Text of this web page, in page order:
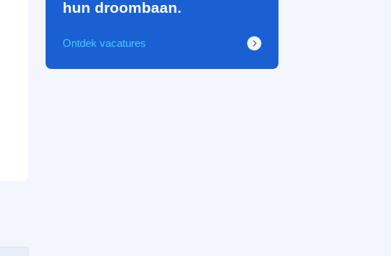
hun droombaan.
Ontdek vacatures